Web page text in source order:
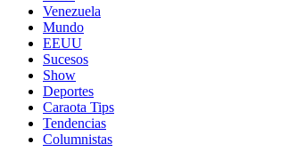
Venezuela
Mundo
EEUU
Sucesos
Show
Deportes
Caraota Tips
Tendencias
Columnistas